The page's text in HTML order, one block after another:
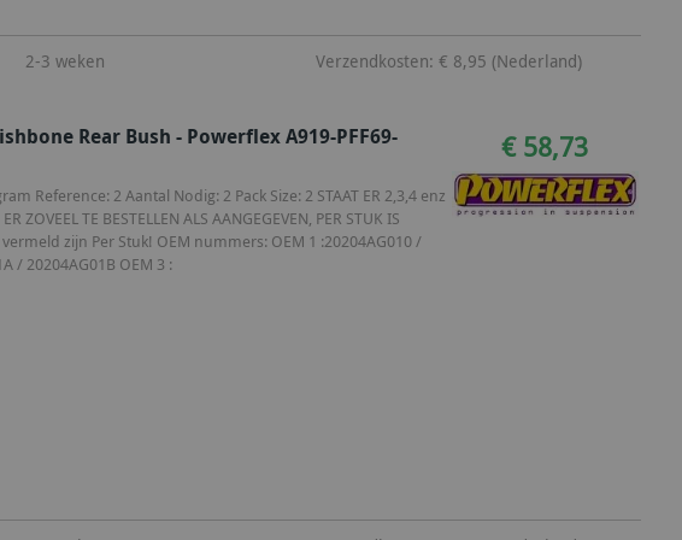
2-3 weken Verzendkosten: € 8,95 (Nederland)
Rear Bush - Powerflex A919-PFF69-
Reference: 2 Aantal Nodig: 2 Pack Size: 2 STAAT ER 2,3,4 enz
ZOVEEL TE BESTELLEN ALS AANGEGEVEN, PER STUK IS
vermeld zijn Per Stuk! OEM nummers: OEM 1 :20204AG010 /
/ 20204AG01B OEM 3 :
€ 58,73